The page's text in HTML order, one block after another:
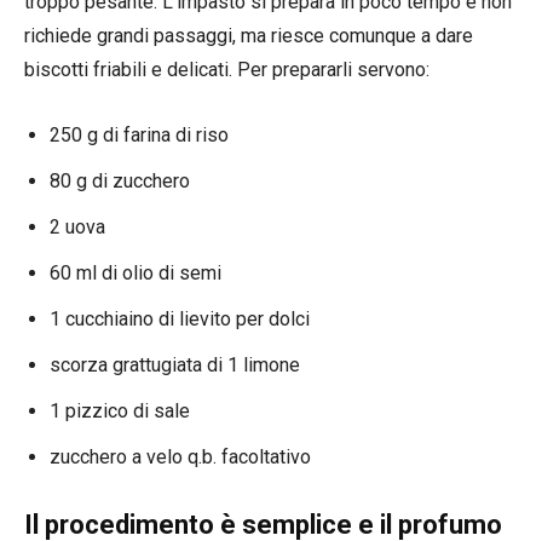
richiede grandi passaggi, ma riesce comunque a dare
biscotti friabili e delicati. Per prepararli servono:
250 g di farina di riso
80 g di zucchero
2 uova
60 ml di olio di semi
1 cucchiaino di lievito per dolci
scorza grattugiata di 1 limone
1 pizzico di sale
zucchero a velo q.b. facoltativo
Il procedimento è semplice e il profumo